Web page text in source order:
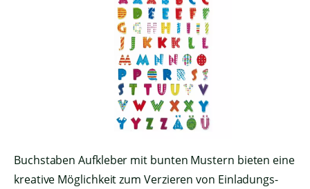
Buchstaben Aufkleber mit bunten Mustern bieten eine
kreative Möglichkeit zum Verzieren von Einladungs-